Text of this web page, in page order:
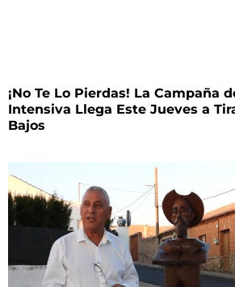
¡No Te Lo Pierdas! La Campaña
Intensiva Llega Este Jueves a
Bajos